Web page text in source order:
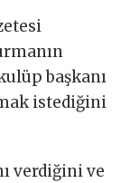
başkanı
istediğini
verdiğini ve